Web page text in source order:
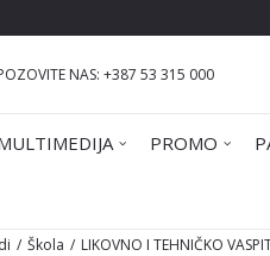
NAS: +387 53 315 000
PROMO
Škola LIKOVNO I TEHNIČKO